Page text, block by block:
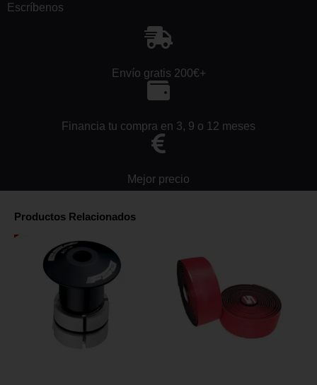
Escríbenos
Envío gratis 200€+
Financia tu compra en 3, 9 o 12 meses
Mejor precio
Productos Relacionados